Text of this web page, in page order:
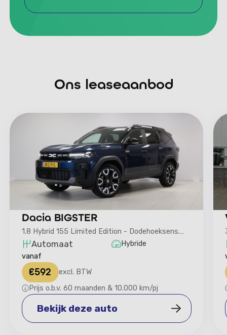
Ons leaseaanbod
Dacia BIGSTER
1.8 Hybrid 155 Limited Edition - Dodehoeksens.
Stoelverwarming
Automaat
Hybride
vanaf
€592
excl. BTW
Prijs o.b.v. 60 maanden & 10.000 km/pj
Bekijk deze auto